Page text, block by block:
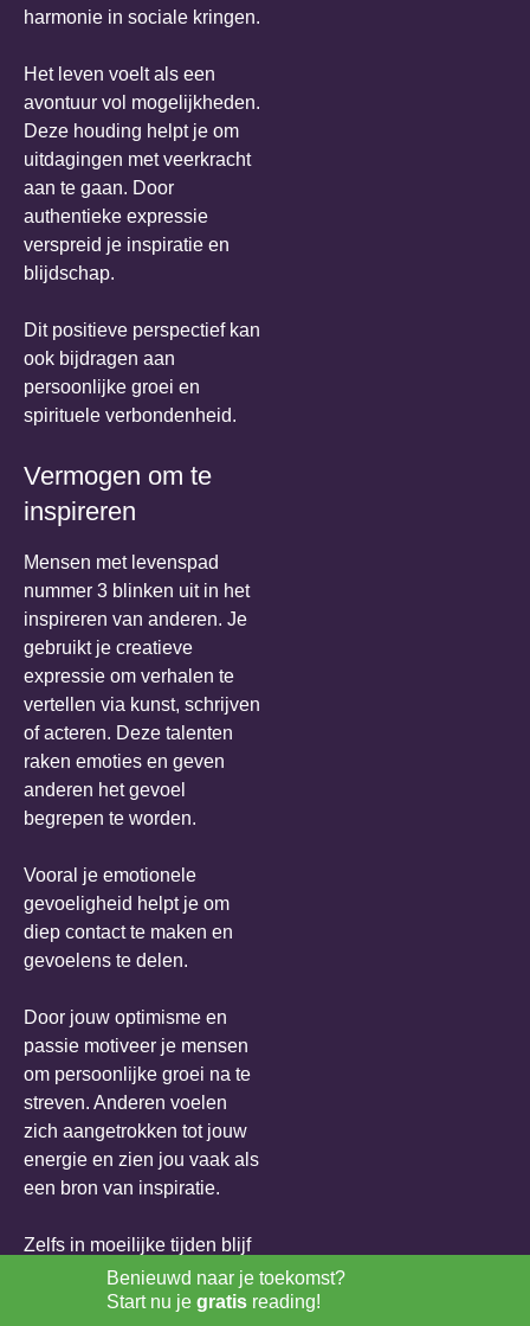
harmonie in sociale kringen.
Het leven voelt als een
avontuur vol mogelijkheden.
Deze houding helpt je om
uitdagingen met veerkracht
aan te gaan. Door
authentieke expressie
verspreid je inspiratie en
blijdschap.
Dit positieve perspectief kan
ook bijdragen aan
persoonlijke groei en
spirituele verbondenheid.
Vermogen om te
inspireren
Mensen met levenspad
nummer 3 blinken uit in het
inspireren van anderen. Je
gebruikt je creatieve
expressie om verhalen te
vertellen via kunst, schrijven
of acteren. Deze talenten
raken emoties en geven
anderen het gevoel
begrepen te worden.
Vooral je emotionele
gevoeligheid helpt je om
diep contact te maken en
gevoelens te delen.
Door jouw optimisme en
passie motiveer je mensen
om persoonlijke groei na te
streven. Anderen voelen
zich aangetrokken tot jouw
energie en zien jou vaak als
een bron van inspiratie.
Zelfs in moeilijke tijden blijf
je stralen, wat anderen
aanzet om hoopvol te
Benieuwd naar je toekomst?
Start nu je gratis reading!